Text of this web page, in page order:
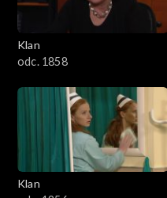
Klan
odc. 1858
Klan